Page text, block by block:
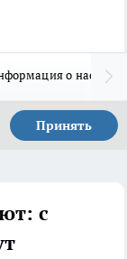
о нас
Принять
с